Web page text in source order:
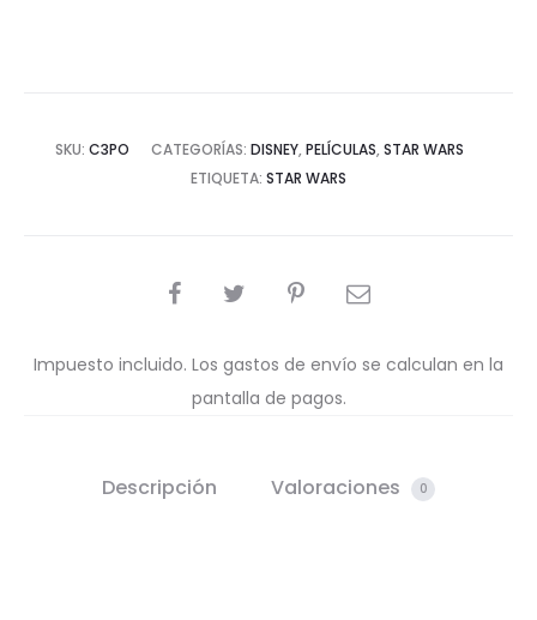
SKU: C3PO CATEGORÍAS: DISNEY, PELÍCULAS, STAR WARS
ETIQUETA: STAR WARS
COMPARTIR
Impuesto incluido. Los gastos de envío se calculan en la
pantalla de pagos.
Descripción Valoraciones 0